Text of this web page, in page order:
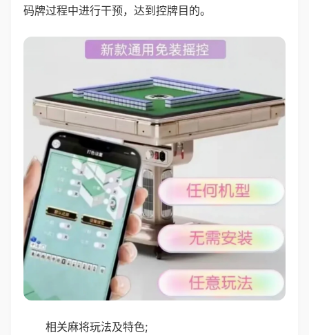
码牌过程中进行干预，达到控牌目的。
相关麻将玩法及特色;